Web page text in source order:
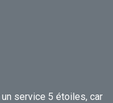
service 5 étoiles, car